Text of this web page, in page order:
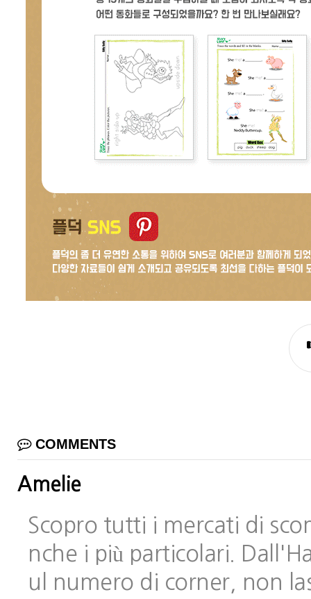
COMMENTS
Amelie
Scopro tutti i mercati di
nche i più particolari.
ul numero di corner, non